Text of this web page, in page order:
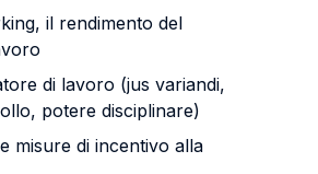
il rendimento del
di lavoro (jus variandi,
potere disciplinare)
misure di incentivo alla